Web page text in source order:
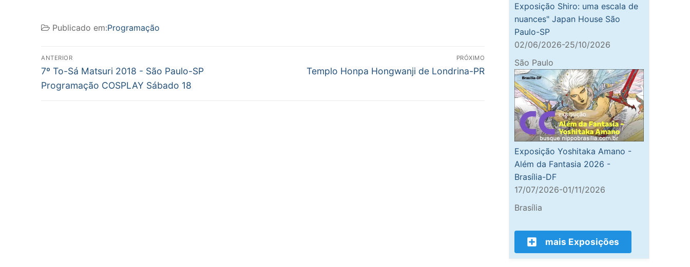
Publicado em:Programação
Navegação
de
Post
ANTERIOR
Post
anterior:
7º To-Sá Matsuri 2018 - São Paulo-SP
Programação COSPLAY Sábado 18
PRÓXIMO
Próximo
Templo Honpa Hongwanji de Londrina-PR
Exposição Shiro: uma escala de
nuances" Japan House São
Paulo-SP
02/06/2026-25/10/2026
São Paulo
Exposição Yoshitaka Amano -
Além da Fantasia 2026 -
Brasília-DF
17/07/2026-01/11/2026
Brasília
mais Exposições